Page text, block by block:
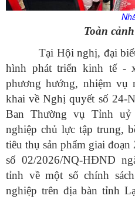
Toàn
Tại Hội nghị, đại biểu
hình phát triển kinh tế -
phương hướng, nhiệm vụ
khai về Nghị quyết số 24-
Ban Thường vụ Tỉnh
nghiệp chủ lực tập trung,
tiêu thụ sản phẩm giai
số 02/2026/NQ-HĐND
tỉnh về một số chính
nghiệp trên địa bàn tỉnh